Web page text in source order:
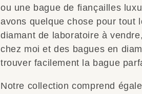
ou une bague de fiançailles
avons quelque chose pour tout
diamant de laboratoire à
chez moi et des bagues en
trouver facilement la bague
Notre collection comprend